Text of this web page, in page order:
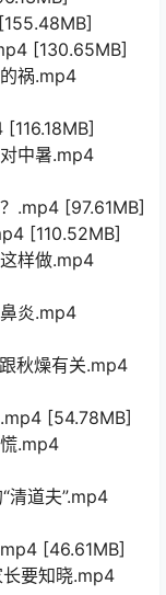
[130.65MB]
祸.mp4
中暑.mp4
.mp4 [97.61MB]
[110.52MB]
样做.mp4
炎.mp4
秋燥有关.mp4
[54.78MB]
.mp4
清道夫”.mp4
[46.61MB]
要知晓.mp4